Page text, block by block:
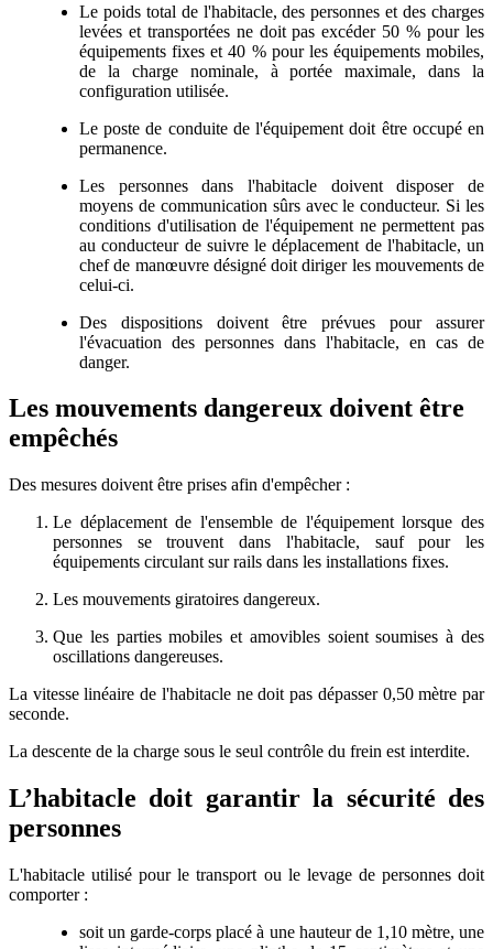
Le poids total de l'habitacle, des personnes et des charges
levées et transportées ne doit pas excéder 50 % pour les
équipements fixes et 40 % pour les équipements mobiles,
de la charge nominale, à portée maximale, dans la
configuration utilisée.
Le poste de conduite de l'équipement doit être occupé en
permanence.
Les personnes dans l'habitacle doivent disposer de
moyens de communication sûrs avec le conducteur. Si les
conditions d'utilisation de l'équipement ne permettent pas
au conducteur de suivre le déplacement de l'habitacle, un
chef de manœuvre désigné doit diriger les mouvements de
celui-ci.
Des dispositions doivent être prévues pour assurer
l'évacuation des personnes dans l'habitacle, en cas de
danger.
Les mouvements dangereux doivent être
empêchés
Des mesures doivent être prises afin d'empêcher :
Le déplacement de l'ensemble de l'équipement lorsque des
personnes se trouvent dans l'habitacle, sauf pour les
équipements circulant sur rails dans les installations fixes.
Les mouvements giratoires dangereux.
Que les parties mobiles et amovibles soient soumises à des
oscillations dangereuses.
La vitesse linéaire de l'habitacle ne doit pas dépasser 0,50 mètre par
seconde.
La descente de la charge sous le seul contrôle du frein est interdite.
L’habitacle doit garantir la sécurité des
personnes
L'habitacle utilisé pour le transport ou le levage de personnes doit
comporter :
soit un garde-corps placé à une hauteur de 1,10 mètre, une